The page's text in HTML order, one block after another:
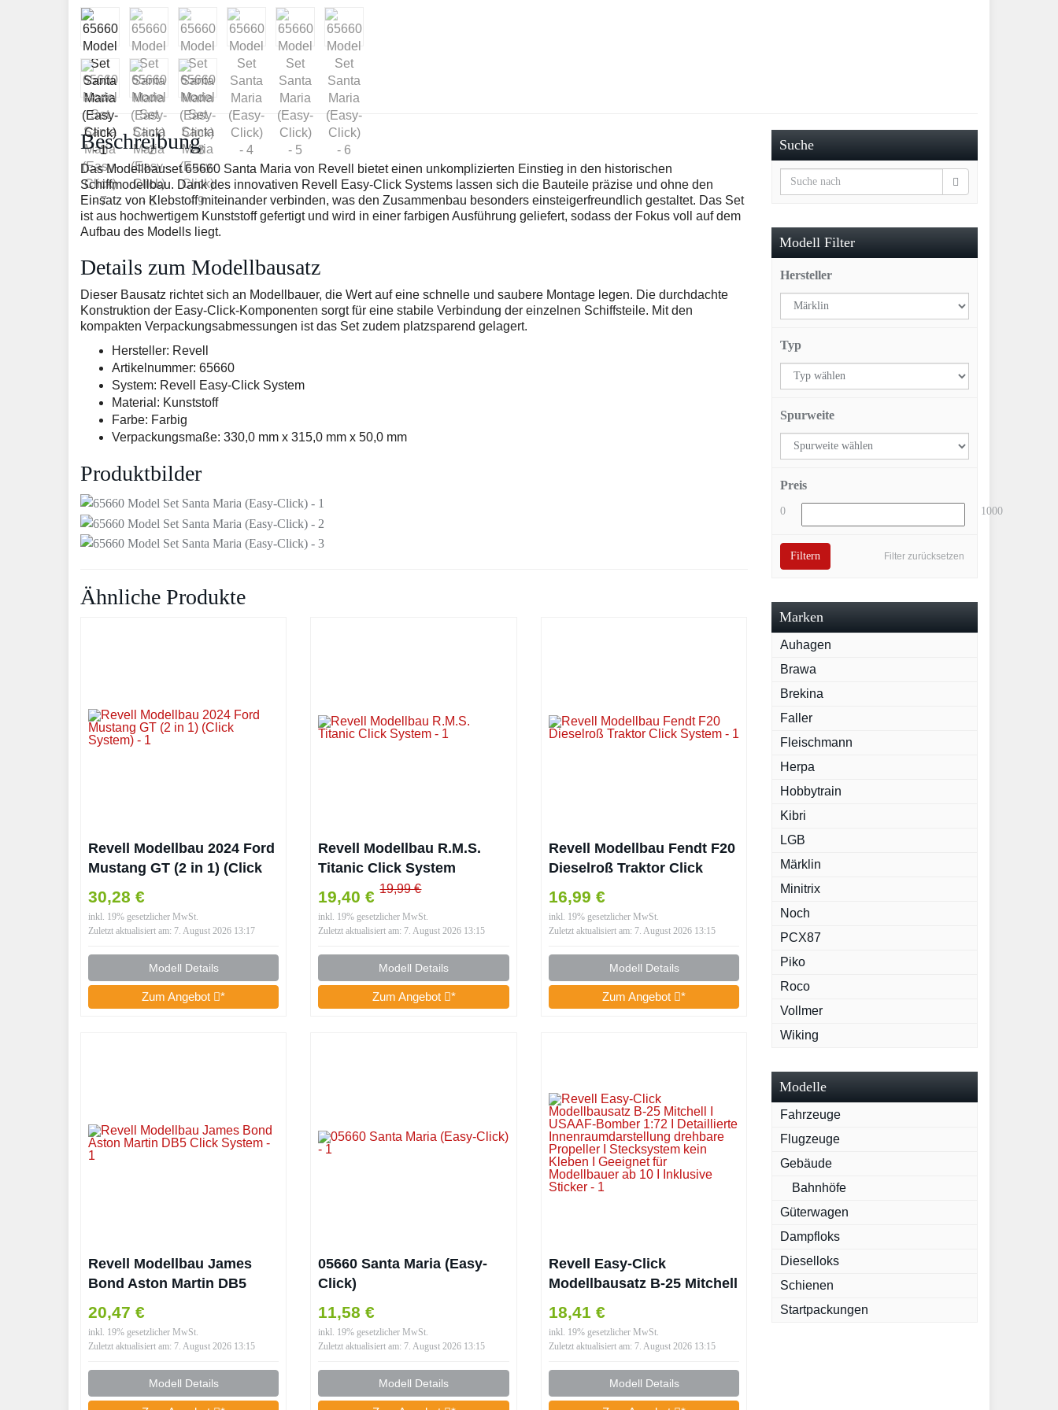
Beschreibung
Das Modellbauset 65660 Santa Maria von Revell bietet einen unkomplizierten Einstieg in den historischen
Schiffmodellbau. Dank des innovativen Revell Easy-Click Systems lassen sich die Bauteile präzise und ohne den
Einsatz von Klebstoff miteinander verbinden, was den Zusammenbau besonders einsteigerfreundlich gestaltet. Das Set
ist aus hochwertigem Kunststoff gefertigt und wird in einer farbigen Ausführung geliefert, sodass der Fokus voll auf dem
Aufbau des Modells liegt.
Details zum Modellbausatz
Dieser Bausatz richtet sich an Modellbauer, die Wert auf eine schnelle und saubere Montage legen. Die durchdachte
Konstruktion der Easy-Click-Komponenten sorgt für eine stabile Verbindung der einzelnen Schiffsteile. Mit den
kompakten Verpackungsabmessungen ist das Set zudem platzsparend gelagert.
Hersteller: Revell
Artikelnummer: 65660
System: Revell Easy-Click System
Material: Kunststoff
Farbe: Farbig
Verpackungsmaße: 330,0 mm x 315,0 mm x 50,0 mm
Produktbilder
Ähnliche Produkte
Revell Modellbau 2024 Ford
Mustang GT (2 in 1) (Click
30,28 €
inkl. 19% gesetzlicher MwSt.
Zuletzt aktualisiert am: 7. August 2026 13:17
Modell Details
Zum Angebot *
Revell Modellbau R.M.S.
Titanic Click System
19,40 € 19,99 €
inkl. 19% gesetzlicher MwSt.
Zuletzt aktualisiert am: 7. August 2026 13:15
Modell Details
Zum Angebot *
Revell Modellbau Fendt F20
Dieselroß Traktor Click
16,99 €
inkl. 19% gesetzlicher MwSt.
Zuletzt aktualisiert am: 7. August 2026 13:15
Modell Details
Zum Angebot *
Revell Modellbau James
Bond Aston Martin DB5
20,47 €
inkl. 19% gesetzlicher MwSt.
Zuletzt aktualisiert am: 7. August 2026 13:15
Modell Details
05660 Santa Maria (Easy-
Click)
11,58 €
inkl. 19% gesetzlicher MwSt.
Zuletzt aktualisiert am: 7. August 2026 13:15
Modell Details
Revell Easy-Click
Modellbausatz B-25 Mitchell
Detaillierte
Innenraumdarstellung
Stecksystem kein Kleben I
Geeignet für Modellbauer
18,41 €
inkl. 19% gesetzlicher MwSt.
Zuletzt aktualisiert am: 7. August 2026 13:15
Modell Details
Suche
Modell Filter
Hersteller
Typ
Spurweite
Preis
0 1000
Filter zurücksetzen
Filtern
Marken
Auhagen
Brawa
Brekina
Faller
Fleischmann
Herpa
Hobbytrain
Kibri
LGB
Märklin
Minitrix
Noch
PCX87
Piko
Roco
Vollmer
Wiking
Modelle
Fahrzeuge
Flugzeuge
Gebäude
Bahnhöfe
Güterwagen
Dampfloks
Dieselloks
Schienen
Startpackungen